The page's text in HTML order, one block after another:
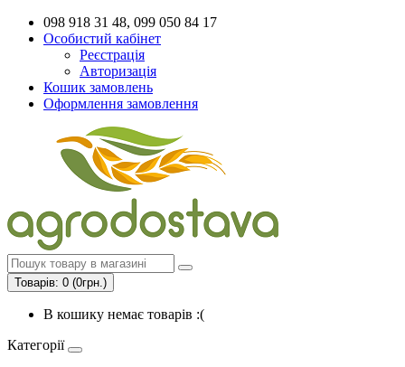
098 918 31 48, 099 050 84 17
Особистий кабінет
Реєстрація
Авторизація
Кошик замовлень
Оформлення замовлення
Товарів: 0 (0грн.)
В кошику немає товарів :(
Категорії